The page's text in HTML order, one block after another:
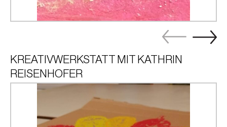
KREATIVWERKSTATT MIT KATHRIN
REISENHOFER